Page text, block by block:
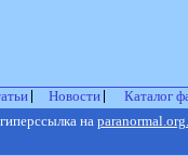
Новости
Каталог
на